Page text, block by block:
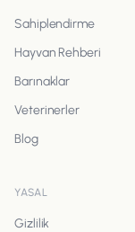
Sahiplendirme
Hayvan Rehberi
Barınaklar
Veterinerler
Blog
YASAL
Gizlilik